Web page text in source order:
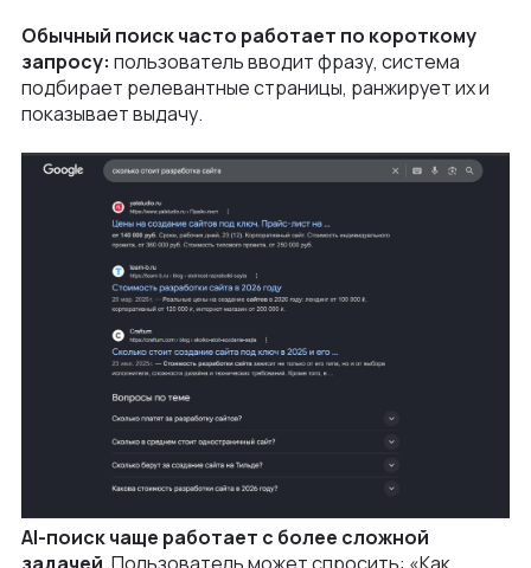
Обычный поиск часто работает по короткому
запросу: пользователь вводит фразу, система
подбирает релевантные страницы, ранжирует их и
показывает выдачу.
AI-поиск чаще работает с более сложной